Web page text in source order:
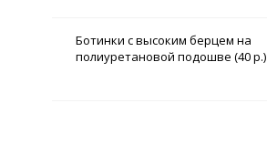
Ботинки с высоким берцем на
полиуретановой подошве (40 р.)